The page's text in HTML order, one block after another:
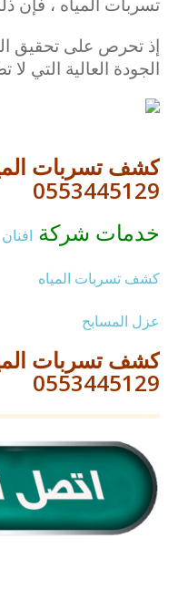
إذ تحرص على تحقيق
الجودة العالية التي
كشف تسربات
0553445129
خدمات شركة افنان
كشف تسربات المياه
عزل المسابح
كشف تسربات
0553445129